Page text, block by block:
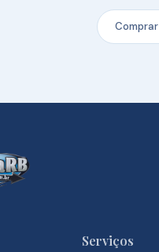
Comprar
Serviços